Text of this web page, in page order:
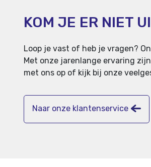
KOM JE ER NIET
Loop je vast of heb je vragen?
Met onze jarenlange ervaring
met ons op of kijk bij onze
Naar onze klantenservice